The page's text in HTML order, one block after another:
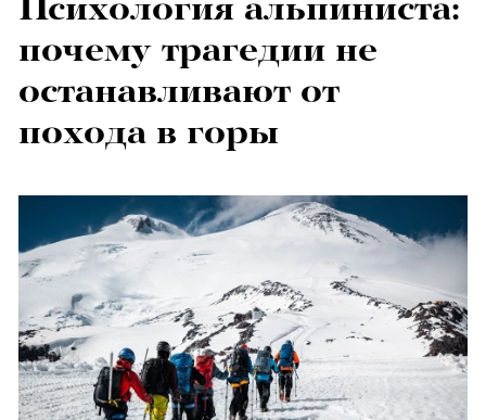
почему трагедии не
останавливают от
похода в горы